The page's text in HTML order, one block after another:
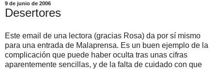
9 de junio de 2006
Desertores
Este email de una lectora (gracias Rosa) da por sí mismo
para una entrada de Malaprensa. Es un buen ejemplo de la
complicación que puede haber oculta tras unas cifras
aparentemente sencillas, y de la falta de cuidado con que